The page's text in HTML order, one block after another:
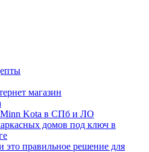
магазин
Kota в СПб и ЛО
домов под ключ в
это правильное решение для